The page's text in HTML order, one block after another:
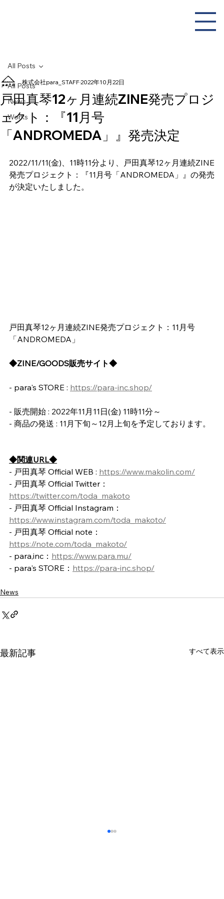
All Posts
News
Works
All Posts
戸田真琴12ヶ月連続ZINE発売プロジ
ェクト：『11月号
「ANDROMEDA」』発売決定
株式会社para_STAFF2022年10月22日
2022/11/11(金)、11時11分より、戸田真琴12ヶ月連続ZINE
発売プロジェクト：『11月号「ANDROMEDA」』の発売
が決定いたしました。
戸田真琴12ヶ月連続ZINE発売プロジェクト：11月号
「ANDROMEDA」
◆ZINE/GOODS販売サイト◆
- para's STORE : https://para-inc.shop/
- 販売開始 : 2022年11月11日(金) 11時11分～
- 商品の発送 : 11月下旬～12月上旬を予定しております。
◆関連URL◆
- 戸田真琴 Official WEB : https://www.makolin.com/
- 戸田真琴 Official Twitter：
https://twitter.com/toda_makoto
- 戸田真琴 Official Instagram：
https://www.instagram.com/toda_makoto/
- 戸田真琴 Official note：
https://note.com/toda_makoto/
- para,inc： https://www.para.mu/
- para's STORE： https://para-inc.shop/
News
最新記事 すべて表示